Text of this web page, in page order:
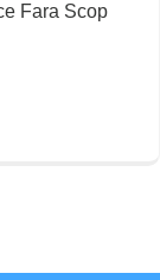
Fara Scop